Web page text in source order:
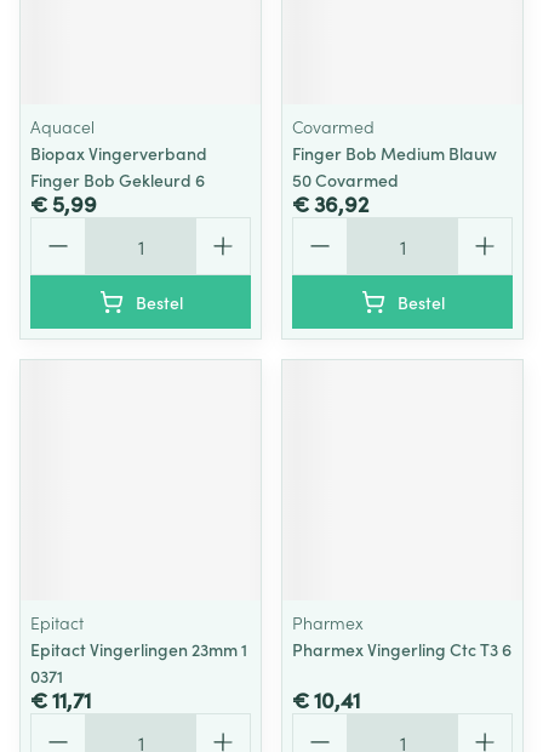
Aquacel
Biopax Vingerverband
Finger Bob Gekleurd 6
€ 5,99
Bestel
Covarmed
Finger Bob Medium Blauw
50 Covarmed
€ 36,92
Bestel
Epitact
Epitact Vingerlingen 23mm 1
0371
€ 11,71
Pharmex
Pharmex Vingerling Ctc T3 6
€ 10,41